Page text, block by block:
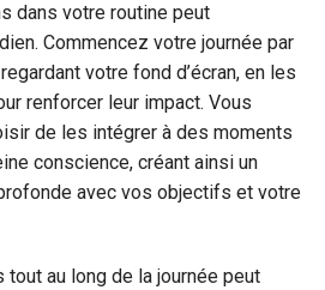
dans votre routine peut
Commencez votre journée par
votre fond d’écran, en les
renforcer leur impact. Vous
de les intégrer à des moments
conscience, créant ainsi un
avec vos objectifs et votre
au long de la journée peut